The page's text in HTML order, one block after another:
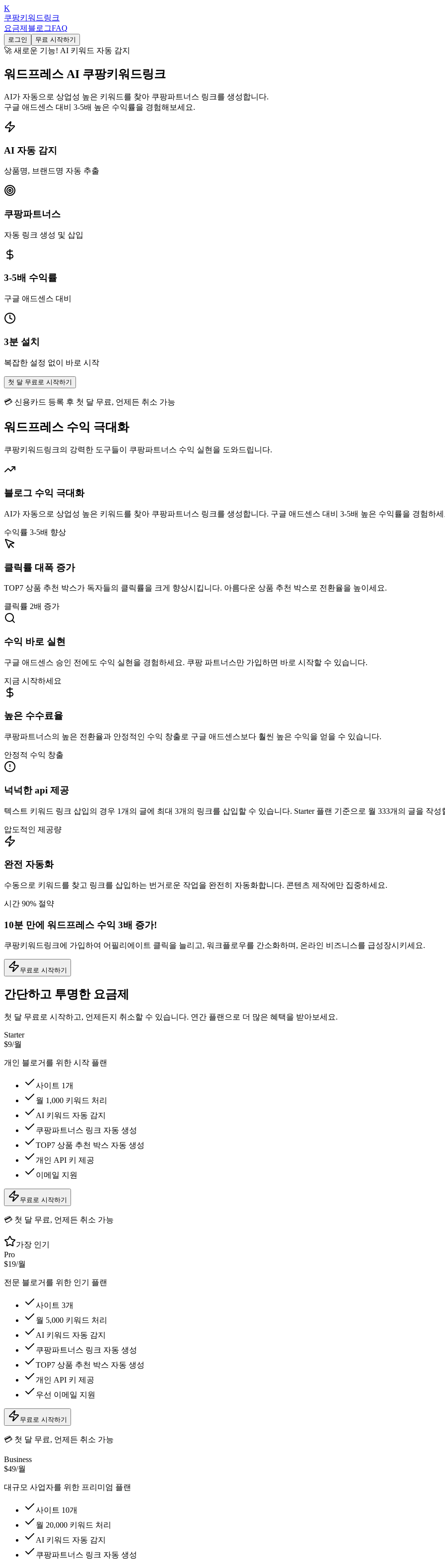
K
쿠팡키워드링크
요금제 블로그FAQ
로그인 무료 시작하기
🚀 새로운 기능! AI 키워드 자동 감지
워드프레스 AI 쿠팡키워드링크
AI가 자동으로 상업성 높은 키워드를 찾아 쿠팡파트너스 링크를 생성합니다.
구글 애드센스 대비 3-5배 높은 수익률을 경험해보세요.
AI 자동 감지
상품명, 브랜드명 자동 추출
쿠팡파트너스
자동 링크 생성 및 삽입
3-5배 수익률
구글 애드센스 대비
3분 설치
복잡한 설정 없이 바로 시작
첫 달 무료로 시작하기
💳 신용카드 등록 후 첫 달 무료, 언제든 취소 가능
워드프레스 수익 극대화
쿠팡키워드링크의 강력한 도구들이 쿠팡파트너스 수익 실현을 도와드립니다.
블로그 수익 극대화
AI가 자동으로 상업성 높은 키워드를 찾아 쿠팡파트너스 링크를 생성합니다. 구글 애드센스 대비 3-5배 높은 수익률을 경험하
수익률 3-5배 향상
클릭률 대폭 증가
TOP7 상품 추천 박스가 독자들의 클릭률을 크게 향상시킵니다. 아름다운 상품 추천 박스로 전환율을 높이세요.
클릭률 2배 증가
수익 바로 실현
구글 애드센스 승인 전에도 수익 실현을 경험하세요. 쿠팡 파트너스만 가입하면 바로 시작할 수 있습니다.
지금 시작하세요
높은 수수료율
쿠팡파트너스의 높은 전환율과 안정적인 수익 창출로 구글 애드센스보다 훨씬 높은 수익을 얻을 수 있습니다.
안정적 수익 창출
넉넉한 api 제공
텍스트 키워드 링크 삽입의 경우 1개의 글에 최대 3개의 링크를 삽입할 수 있습니다. Starter 플랜 기준으로 월 333개의 글을 작성
압도적인 제공량
완전 자동화
수동으로 키워드를 찾고 링크를 삽입하는 번거로운 작업을 완전히 자동화합니다. 콘텐츠 제작에만 집중하세요.
시간 90% 절약
10분 만에 워드프레스 수익 3배 증가!
쿠팡키워드링크에 가입하여 어필리에이트 클릭을 늘리고, 워크플로우를 간소화하며, 온라인 비즈니스를 급성장시키세요.
무료로 시작하기
간단하고 투명한 요금제
첫 달 무료로 시작하고, 언제든지 취소할 수 있습니다. 연간 플랜으로 더 많은 혜택을 받아보세요.
Starter
$9/월
개인 블로거를 위한 시작 플랜
사이트 1개
월 1,000 키워드 처리
AI 키워드 자동 감지
쿠팡파트너스 링크 자동 생성
TOP7 상품 추천 박스 자동 생성
개인 API 키 제공
이메일 지원
무료로 시작하기
💳 첫 달 무료, 언제든 취소 가능
가장 인기
Pro
$19/월
전문 블로거를 위한 인기 플랜
사이트 3개
월 5,000 키워드 처리
AI 키워드 자동 감지
쿠팡파트너스 링크 자동 생성
TOP7 상품 추천 박스 자동 생성
개인 API 키 제공
우선 이메일 지원
무료로 시작하기
💳 첫 달 무료, 언제든 취소 가능
Business
$49/월
대규모 사업자를 위한 프리미엄 플랜
사이트 10개
월 20,000 키워드 처리
AI 키워드 자동 감지
쿠팡파트너스 링크 자동 생성